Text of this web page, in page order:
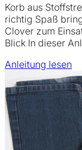
Korb aus
richtig Spaß
Clover zum
Blick In dieser
Anleitung lesen